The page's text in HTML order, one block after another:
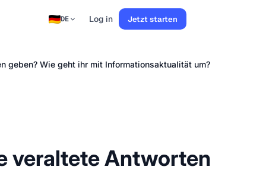
DE Log in Jetzt starten
geben? Wie geht ihr mit Informationsaktualität um?
veraltete Antworten